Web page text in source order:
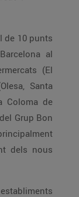
de 10 punts
al
(El
Santa
Coloma de
Grup Bon
dels nous